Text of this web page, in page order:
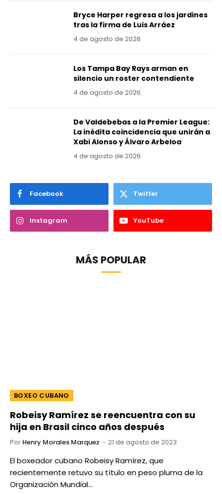
Bryce Harper regresa a los jardines
tras la firma de Luis Arráez
4 de agosto de 2026
Los Tampa Bay Rays arman en
silencio un roster contendiente
4 de agosto de 2026
De Valdebebas a la Premier League:
La inédita coincidencia que unirán a
Xabi Alonso y Álvaro Arbeloa
4 de agosto de 2026
Facebook Twitter
Instagram YouTube
MÁS POPULAR
BOXEO CUBANO
Robeisy Ramírez se reencuentra con su
hija en Brasil cinco años después
Por Henry Morales Marquez 21 de agosto de 2023
El boxeador cubano Robeisy Ramírez, que
recientemente retuvo su título en peso pluma de la
Organización Mundial…